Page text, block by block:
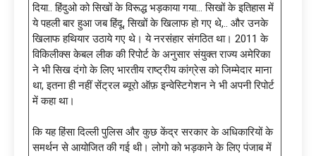
दिया.. हिंदुओ को सिखों के विरूद्ध भड़काया गया… सिखों के इतिहास में
ये पहली बार हुआ जब हिंदू, सिखों के खिलाफ हो गए थे,.. और उनके
खिलाफ हथियार उठाये गए थे। ये नरसंहार संगठित था। 2011 के
विकिलीक्स केबल लीक की रिपोर्ट के अनुसार संयुक्त राज्य अमेरिका
ने भी सिख दंगो के लिए भारतीय राष्ट्रीय कांग्रेस को जिम्मेदार माना
था, इतना ही नहीं सेंट्रल ब्यूरो ऑफ़ इन्वेस्टिगेशन ने भी अपनी रिपोर्ट
में कहा था।
कि यह हिंसा दिल्ली पुलिस और कुछ केंद्र सरकार के अधिकारियों के
समर्थन से आयोजित की गई थी। लोगो को भड़काने के लिए पंजाब में